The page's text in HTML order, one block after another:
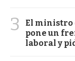
3
El ministro
pone un
laboral y